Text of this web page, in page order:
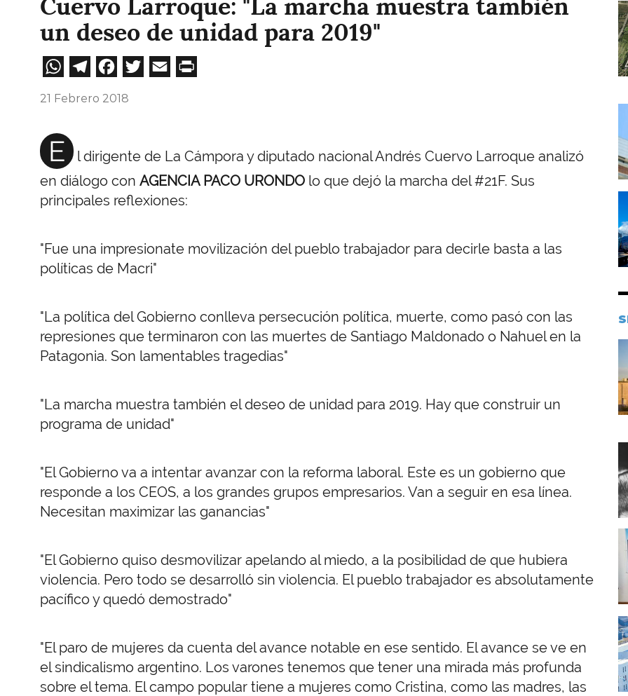
Cuervo Larroque: "La marcha muestra también
un deseo de unidad para 2019"
WhatsApp
Telegram
Facebook
Twitter
Email
21 Febrero 2018
E
l dirigente de La Cámpora y diputado nacional Andrés Cuervo Larroque analizó
en diálogo con AGENCIA PACO URONDO lo que dejó la marcha del #21F. Sus
principales reflexiones:
"Fue una impresionate movilización del pueblo trabajador para decirle basta a las
políticas de Macri"
"La política del Gobierno conlleva persecución política, muerte, como pasó con las
represiones que terminaron con las muertes de Santiago Maldonado o Nahuel en la
Patagonia. Son lamentables tragedias"
"La marcha muestra también el deseo de unidad para 2019. Hay que construir un
programa de unidad"
"El Gobierno va a intentar avanzar con la reforma laboral. Este es un gobierno que
responde a los CEOS, a los grandes grupos empresarios. Van a seguir en esa línea.
Necesitan maximizar las ganancias"
"El Gobierno quiso desmovilizar apelando al miedo, a la posibilidad de que hubiera
violencia. Pero todo se desarrolló sin violencia. El pueblo trabajador es absolutamente
pacífico y quedó demostrado"
"El paro de mujeres da cuenta del avance notable en ese sentido. El avance se ve en
el sindicalismo argentino. Los varones tenemos que tener una mirada más profunda
sobre el tema. El campo popular tiene a mujeres como Cristina, como las madres, las